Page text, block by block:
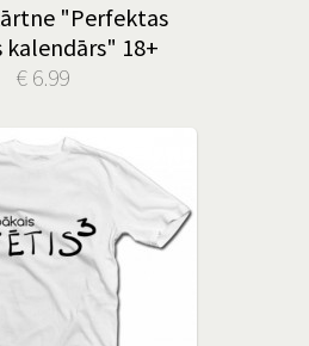
"Perfektas
kalendārs" 18+
€ 6.99